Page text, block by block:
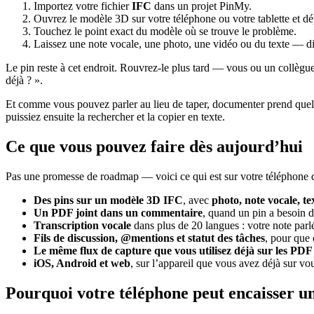
Importez votre fichierIFC dans un projet PinMy.
Ouvrez le modèle 3D sur votre téléphone ou votre tablette et
Touchez le point exact du modèle où se trouve le problème.
Laissez une note vocale, une photo, une vidéo ou du texte —
Le pin reste à cet endroit. Rouvrez-le plus tard — vous ou un
déjà ? ».
Et comme vous pouvez parler au lieu de taper, documenter prend
puissiez ensuite la rechercher et la copier en texte.
Ce que vous pouvez faire dès aujourd’hui
Pas une promesse de roadmap — voici ce qui est sur votre téléphone
Des pins sur un modèle 3D IFC, avec photo, note vocale,
Un PDF joint dans un commentaire, quand un pin a besoin
Transcription vocale dans plus de 20 langues : votre note
Fils de discussion, @mentions et statut des tâches, pour que
Le même flux de capture que vous utilisez déjà sur les PDF
iOS, Android et web, sur l’appareil que vous avez déjà sur
Pourquoi votre téléphone peut encaisser